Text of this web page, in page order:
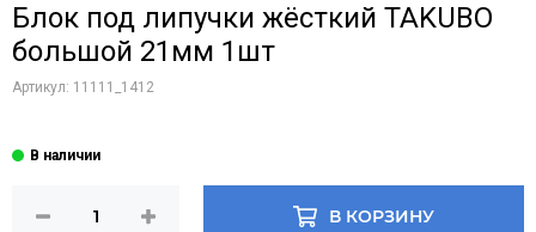
Блок под липучки жёсткий TAKUBO
большой 21мм 1шт
Артикул: 11111_1412
В КОРЗИНУ